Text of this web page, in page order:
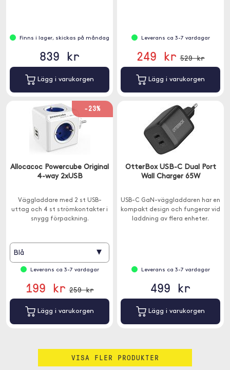
Finns i lager, skickas på måndag
839 kr
Lägg i varukorgen
Leverans ca 3-7 vardagar
249 kr 529 kr
Lägg i varukorgen
-23%
Allocacoc Powercube Original
4-way 2xUSB
Väggladdare med 2 st USB-
uttag och 4 st strömkontakter i
snygg förpackning.
Blå ▾
Leverans ca 3-7 vardagar
199 kr 259 kr
Lägg i varukorgen
OtterBox USB-C Dual Port
Wall Charger 65W
USB-C GaN-väggladdaren har en
kompakt design och fungerar vid
laddning av flera enheter.
Leverans ca 3-7 vardagar
499 kr
Lägg i varukorgen
VISA FLER PRODUKTER